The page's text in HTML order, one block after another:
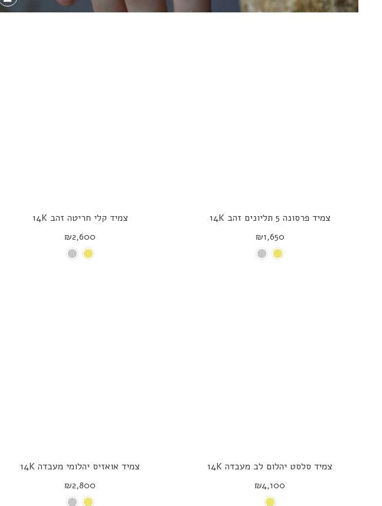
צמיד פרסונה 5 תליונים זהב 14K
₪1,650
צמיד קלי חריטה זהב 14K
₪2,600
צמיד סלסט יהלום לב מעבדה 14K
₪4,100
צמיד אואזיס יהלומי מעבדה 14K
₪2,800